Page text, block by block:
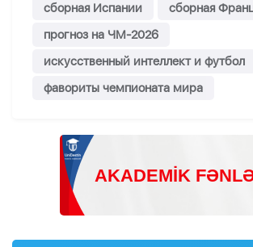
сборная Испании
сборная
прогноз на ЧМ-2026
искусственный интеллект и футбол
фавориты чемпионата мира